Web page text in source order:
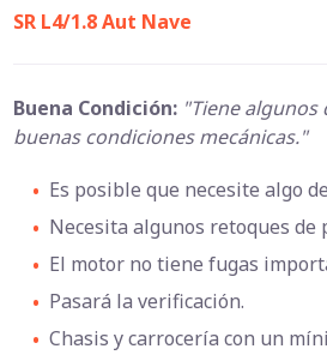
SR L4/1.8 Aut Nave
Buena Condición: "Tiene algunos
buenas condiciones mecánicas."
• Es posible que necesite algo
• Necesita algunos retoques
• El motor no tiene fugas
• Pasará la verificación.
• Chasis y carrocería con un